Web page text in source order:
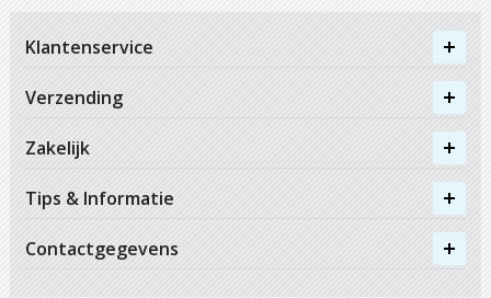
Klantenservice
Verzending
Zakelijk
Tips & Informatie
Contactgegevens